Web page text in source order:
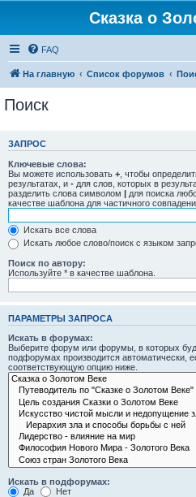
Сказка о
FAQ
На главную Список форумов
Поиск
ЗАПРОС
Ключевые слова:
Вы можете использовать + , чтобы
результатах, и - для слов, которых в
разделить слова символом | для поиска
качестве шаблона для частичного
Искать все слова
Искать любое слово/поиск с языком
Поиск по автору:
Используйте * в качестве шаблона.
ПАРАМЕТРЫ ЗАПРОСА
Искать в форумах:
Выберите форум или форумы, в которых
подфорумах производится автоматически,
соответствующую опцию ниже.
Искать в подфорумах:
Да
Нет